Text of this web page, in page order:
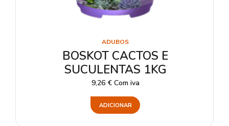
ADUBOS
BOSKOT CACTOS E
SUCULENTAS 1KG
9,26 € Com iva
ADICIONAR